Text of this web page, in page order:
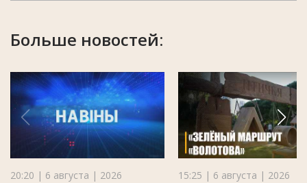
Больше новостей:
20:20 | 6 августа | 2026 15:25 | 6 августа | 2026